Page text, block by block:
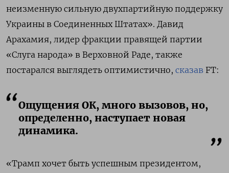
неизменную сильную двухпартийную поддержку
Украины в Соединенных Штатах». Давид
Арахамия, лидер фракции правящей партии
«Слуга народа» в Верховной Раде, также
постарался выглядеть оптимистично, сказав FT:
Ощущения ОК, много вызовов, но,
определенно, наступает новая
динамика.
«Трамп хочет быть успешным президентом,